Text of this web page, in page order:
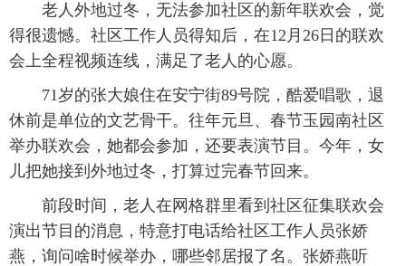
旅游 理财 政务 教育
看天下 晋月读 最太原
太原日报 太原晚报 热评 社区
老人外地过冬，无法参加社区的新年联欢会，觉
得很遗憾。社区工作人员得知后，在12月26日的联欢
会上全程视频连线，满足了老人的心愿。
71岁的张大娘住在安宁街89号院，酷爱唱歌，退
休前是单位的文艺骨干。往年元旦、春节玉园南社区
举办联欢会，她都会参加，还要表演节目。今年，女
儿把她接到外地过冬，打算过完春节回来。
前段时间，老人在网格群里看到社区征集联欢会
演出节目的消息，特意打电话给社区工作人员张娇
燕，询问啥时候举办，哪些邻居报了名。张娇燕听